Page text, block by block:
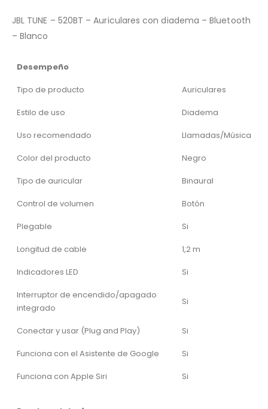
JBL TUNE – 520BT – Auriculares con diadema – Bluetooth
– Blanco
Desempeño
Tipo de producto
Auriculares
Estilo de uso
Diadema
Uso recomendado
Llamadas/Música
Color del producto
Negro
Tipo de auricular
Binaural
Control de volumen
Botón
Plegable
Si
Longitud de cable
1,2 m
Indicadores LED
Si
Interruptor de encendido/apagado
integrado
Si
Conectar y usar (Plug and Play)
Si
Funciona con el Asistente de Google
Si
Funciona con Apple Siri
Si